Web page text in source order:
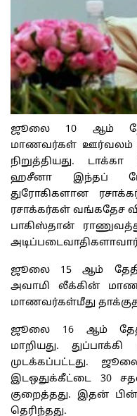
ஜூலை 10 ஆம்
மாணவர்கள் ஊர்வலம்
நிறுத்தியது.
ஹசீனா இந்தப்
துரோகிகளான
ரசாக்கர்கள் வங்கதேச
பாகிஸ்தான்
ஜூலை 15 ஆம்
அவாமி லீக்கின்
மாணவர்கள்மீது
ஜூலை 16 ஆம்
மாறியது.
முடக்கப்பட்டது.
இடஒதுக்கீட்டை 30
குறைத்தது. இதன்
தெரிந்தது.